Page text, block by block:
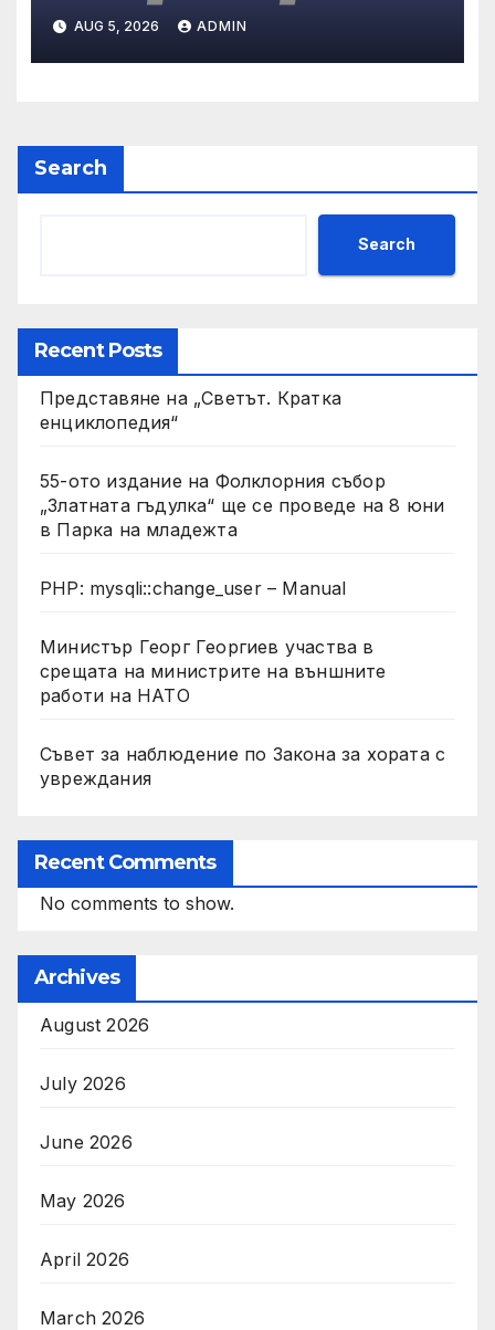
AUG 5, 2026 ADMIN
Search
Search
Recent Posts
Представяне на „Светът. Кратка
енциклопедия“
55-ото издание на Фолклорния събор
„Златната гъдулка“ ще се проведе на 8 юни
в Парка на младежта
PHP: mysqli::change_user – Manual
Министър Георг Георгиев участва в
срещата на министрите на външните
работи на НАТО
Съвет за наблюдение по Закона за хората с
увреждания
Recent Comments
No comments to show.
Archives
August 2026
July 2026
June 2026
May 2026
April 2026
March 2026